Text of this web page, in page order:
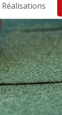
Réalisations